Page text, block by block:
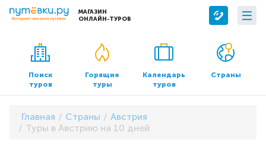
МАГАЗИН
ОНЛАЙН-ТУРОВ
Сервисы
Бронирование отелей
Трансфер
О компании
О нас
Контакты
Документы и реквизиты
Поиск
туров
Горящие
туры
Календарь
туров
Страны
Главная Страны
Австрия
Туры в Австрию на 10 дней